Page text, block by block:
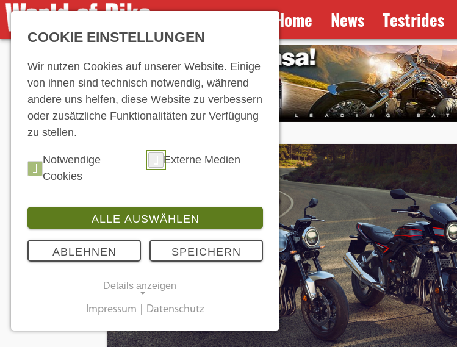
Home News Testrides
COOKIE EINSTELLUNGEN
Wir nutzen Cookies auf unserer Website. Einige
von ihnen sind technisch notwendig, während
andere uns helfen, diese Website zu verbessern
oder zusätzliche Funktionalitäten zur Verfügung
zu stellen.
Notwendige
Cookies
Externe Medien
ALLE AUSWÄHLEN
ABLEHNEN SPEICHERN
Details anzeigen
Notwendige Cookies ermöglichen
Impressum Datenschutz